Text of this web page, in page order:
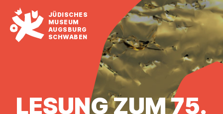
JÜDISCHES
MUSEUM
AUGSBURG
SCHWABEN
LESUNG ZUM 75.